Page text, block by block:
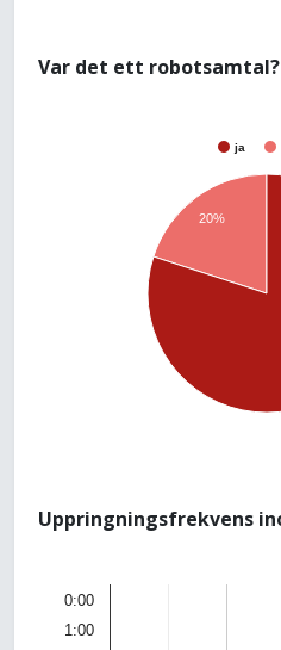
Var det ett robotsamtal?
ja
20%
Uppringningsfrekvens
0:00
1:00